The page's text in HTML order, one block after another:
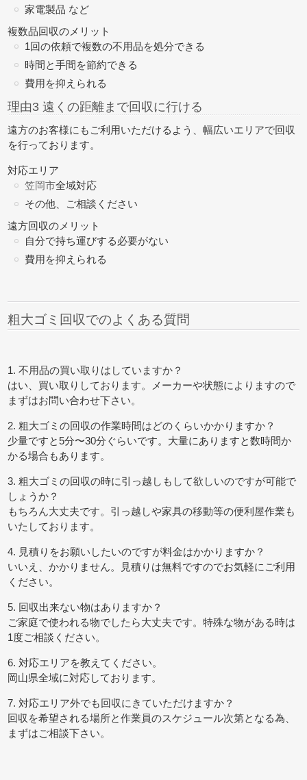
家電製品 など
複数品回収のメリット
1回の依頼で複数の不用品を処分できる
時間と手間を節約できる
費用を抑えられる
理由3 遠くの距離まで回収に行ける
遠方のお客様にもご利用いただけるよう、幅広いエリアで回収
を行っております。
対応エリア
笠岡市全域対応
その他、ご相談ください
遠方回収のメリット
自分で持ち運びする必要がない
費用を抑えられる
粗大ゴミ回収でのよくある質問
1. 不用品の買い取りはしていますか？
はい、買い取りしております。メーカーや状態によりますので
まずはお問い合わせ下さい。
2. 粗大ゴミの回収の作業時間はどのくらいかかりますか？
少量ですと5分〜30分ぐらいです。大量にありますと数時間か
かる場合もあります。
3. 粗大ゴミの回収の時に引っ越しもして欲しいのですが可能で
しょうか？
もちろん大丈夫です。引っ越しや家具の移動等の便利屋作業も
いたしております。
4. 見積りをお願いしたいのですが料金はかかりますか？
いいえ、かかりません。見積りは無料ですのでお気軽にご利用
ください。
5. 回収出来ない物はありますか？
ご家庭で使われる物でしたら大丈夫です。特殊な物がある時は
1度ご相談ください。
6. 対応エリアを教えてください。
岡山県全域に対応しております。
7. 対応エリア外でも回収にきていただけますか？
回収を希望される場所と作業員のスケジュール次第となる為、
まずはご相談下さい。